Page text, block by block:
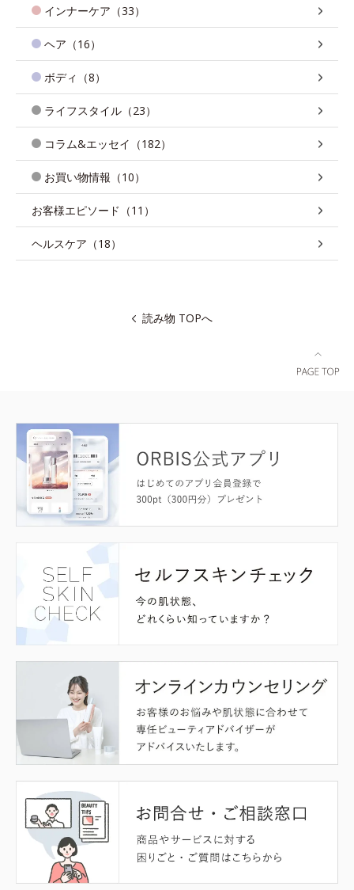
インナーケア（33）
ヘア（16）
ボディ（8）
ライフスタイル（23）
コラム&エッセイ（182）
お買い物情報（10）
お客様エピソード（11）
ヘルスケア（18）
読み物 TOPへ